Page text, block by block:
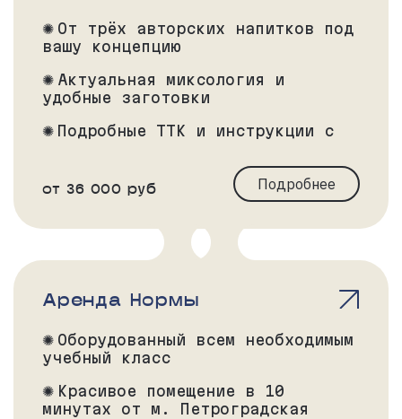
От трёх авторских напитков под
вашу концепцию
Актуальная миксология и
удобные заготовки
Подробные ТТК и инструкции с
от 36 000 руб Подробнее
Аренда Нормы
Оборудованный всем необходимым
учебный класс
Красивое помещение в 10
минутах от м. Петроградская